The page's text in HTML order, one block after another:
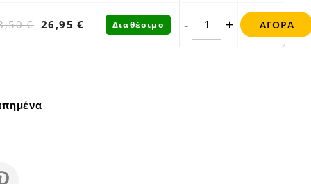
€ 26,95 € Διαθέσιμο - + ΑΓΟΡΆ